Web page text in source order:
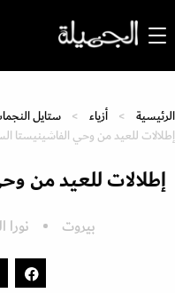
الرئيسية أزياء
ستايل
إطلالات للعيد من وحي الفاشينيستا
إطلالات للعيد من
بيروت نورا